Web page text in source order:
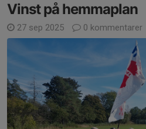
Vinst på hemmaplan
27 sep 2025 0 kommentarer